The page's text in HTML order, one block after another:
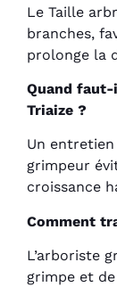
Le Taille
branches,
prolonge la
Quand faut-
Triaize ?
Un
grimpeur
croissance
Comment
L’arboriste
grimpe et